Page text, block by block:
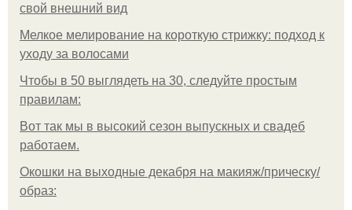
свой внешний вид
Мелкое мелирование на короткую стрижку: подход к
уходу за волосами
Чтобы в 50 выглядеть на 30, следуйте простым
правилам:
Вот так мы в высокий сезон выпускных и свадеб
работаем.
Окошки на выходные декабря на макияж/прическу/
образ: